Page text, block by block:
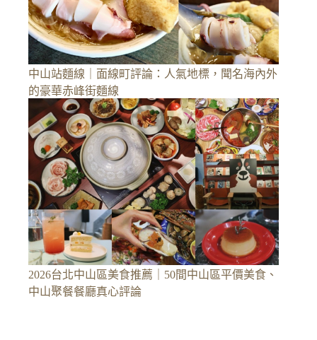
中山站麵線｜面線町評論：人氣地標，聞名海內外
的豪華赤峰街麵線
2026台北中山區美食推薦｜50間中山區平價美食、
中山聚餐餐廳真心評論